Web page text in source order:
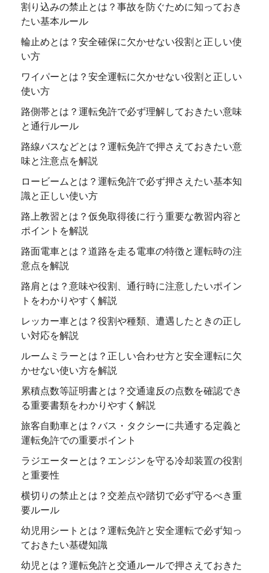
割り込みの禁止とは？事故を防ぐために知っておき
たい基本ルール
輪止めとは？安全確保に欠かせない役割と正しい使
い方
ワイパーとは？安全運転に欠かせない役割と正しい
使い方
路側帯とは？運転免許で必ず理解しておきたい意味
と通行ルール
路線バスなどとは？運転免許で押さえておきたい意
味と注意点を解説
ロービームとは？運転免許で必ず押さえたい基本知
識と正しい使い方
路上教習とは？仮免取得後に行う重要な教習内容と
ポイントを解説
路面電車とは？道路を走る電車の特徴と運転時の注
意点を解説
路肩とは？意味や役割、通行時に注意したいポイン
トをわかりやすく解説
レッカー車とは？役割や種類、遭遇したときの正し
い対応を解説
ルームミラーとは？正しい合わせ方と安全運転に欠
かせない使い方を解説
累積点数等証明書とは？交通違反の点数を確認でき
る重要書類をわかりやすく解説
旅客自動車とは？バス・タクシーに共通する定義と
運転免許での重要ポイント
ラジエーターとは？エンジンを守る冷却装置の役割
と重要性
横切りの禁止とは？交差点や踏切で必ず守るべき重
要ルール
幼児用シートとは？運転免許と安全運転で必ず知っ
ておきたい基礎知識
幼児とは？運転免許と交通ルールで押さえておきた